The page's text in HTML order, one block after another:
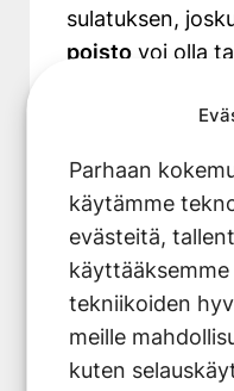
Parhaan
käytämme
evästeitä,
tekniikoiden
meille
kuten
sulatuksen,
poistovoi olla
vahingoittaa
Milloin
vaativat